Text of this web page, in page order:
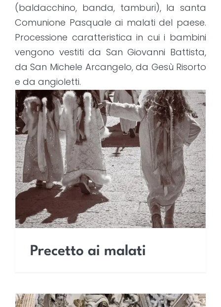
(baldacchino, banda, tamburi), la santa
Comunione Pasquale ai malati del paese.
Processione caratteristica in cui i bambini
vengono vestiti da San Giovanni Battista,
da San Michele Arcangelo, da Gesù Risorto
e da angioletti.
Precetto ai malati
Precetto ai malati